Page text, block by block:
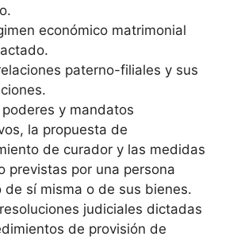
económico matrimonial
paterno-filiales y sus
poderes y mandatos
la propuesta de
de curador y las medidas
previstas por una persona
de sí misma o de sus bienes.
resoluciones judiciales dictadas
de provisión de